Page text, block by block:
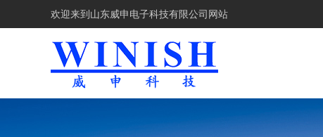
欢迎来到 山东威申电子科技有限公司网站